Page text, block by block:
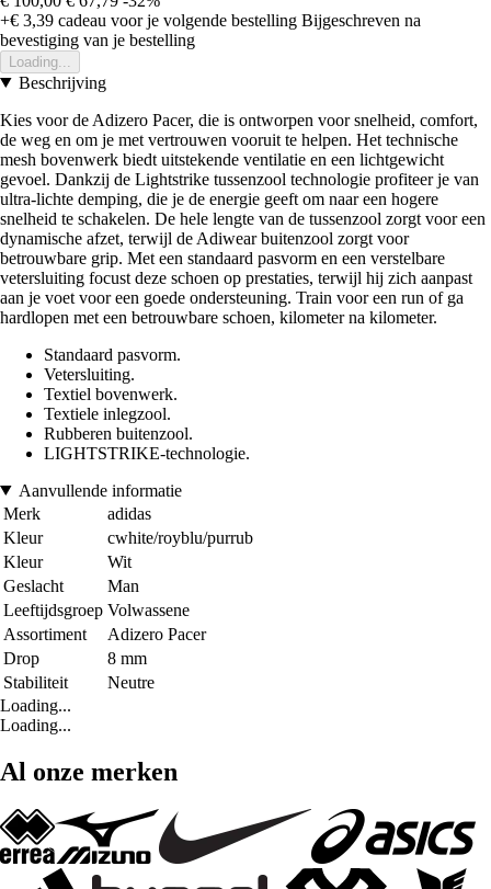
+€ 3,39 cadeau voor je volgende bestelling Bijgeschreven na
bevestiging van je bestelling
Loading...
Beschrijving
Kies voor de Adizero Pacer, die is ontworpen voor snelheid, comfort,
de weg en om je met vertrouwen vooruit te helpen. Het technische
mesh bovenwerk biedt uitstekende ventilatie en een lichtgewicht
gevoel. Dankzij de Lightstrike tussenzool technologie profiteer je van
ultra-lichte demping, die je de energie geeft om naar een hogere
snelheid te schakelen. De hele lengte van de tussenzool zorgt voor een
dynamische afzet, terwijl de Adiwear buitenzool zorgt voor
betrouwbare grip. Met een standaard pasvorm en een verstelbare
vetersluiting focust deze schoen op prestaties, terwijl hij zich aanpast
aan je voet voor een goede ondersteuning. Train voor een run of ga
hardlopen met een betrouwbare schoen, kilometer na kilometer.
Standaard pasvorm.
Vetersluiting.
Textiel bovenwerk.
Textiele inlegzool.
Rubberen buitenzool.
LIGHTSTRIKE-technologie.
Aanvullende informatie
Merk
adidas
Kleur
cwhite/royblu/purrub
Kleur
Wit
Geslacht
Man
Leeftijdsgroep Volwassene
Assortiment
Adizero Pacer
Drop
8 mm
Stabiliteit
Neutre
Loading...
Loading...
Al onze merken